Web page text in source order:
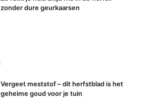
zonder dure geurkaarsen
Vergeet meststof – dit herfstblad is het
geheime goud voor je tuin